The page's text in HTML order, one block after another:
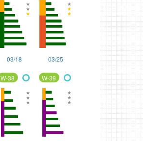
03/18 03/25
W-38 W-39